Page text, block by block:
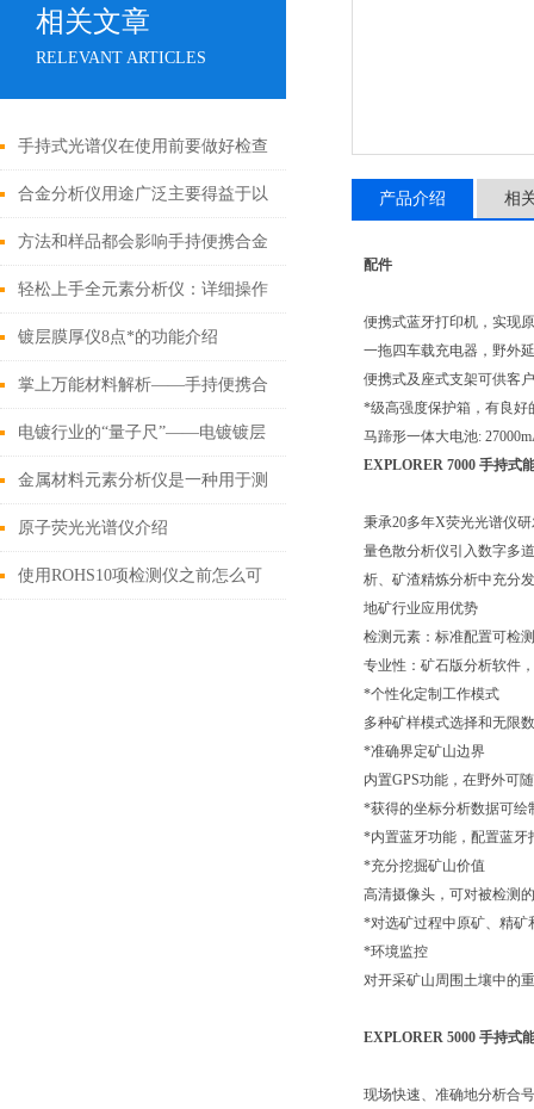
相关文章
RELEVANT ARTICLES
手持式光谱仪在使用前要做好检查
工作
合金分析仪用途广泛主要得益于以
下优势
方法和样品都会影响手持便携合金
分析仪的测量结果
轻松上手全元素分析仪：详细操作
指南
镀层膜厚仪8点*的功能介绍
掌上万能材料解析——手持便携合
金分析仪
电镀行业的“量子尺”——电镀镀层
测厚仪
金属材料元素分析仪是一种用于测
定金属的精密仪器
原子荧光光谱仪介绍
使用ROHS10项检测仪之前怎么可
产品介绍 相
配件
便携式蓝牙打印机，实现
一拖四车载充电器，野外
便携式及座式支架可供客
*级高强度保护箱，有良
马蹄形一体大电池:
EXPLORER 7000 手持式
秉承20多年X荧光光谱仪
量色散分析仪引入数字多
析、矿渣精炼分析中充分
地矿行业应用优势
检测元素：标准配置可检
专业性：矿石版分析软件
*个性化定制工作模式
多种矿样模式选择和无限
*准确界定矿山边界
内置GPS功能，在野外可
*获得的坐标分析数据可绘
*内置蓝牙功能，配置蓝牙
*充分挖掘矿山价值
高清摄像头，可对被检测
*对选矿过程中原矿、精矿
*环境监控
对开采矿山周围土壤中的
EXPLORER 5000 手持式
现场快速、准确地分析合